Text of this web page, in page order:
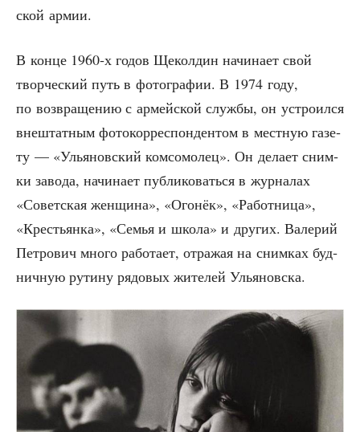
ской армии.
В кон­це 1960‑х годов Щекол­дин начи­на­ет свой
твор­че­ский путь в фото­гра­фии. В 1974 году,
по воз­вра­ще­нию с армей­ской служ­бы, он устро­ил­ся
вне­штат­ным фото­кор­ре­спон­ден­том в мест­ную газе­
ту — «Улья­нов­ский ком­со­мо­лец». Он дела­ет сним­
ки заво­да, начи­на­ет пуб­ли­ко­вать­ся в жур­на­лах
«Совет­ская жен­щи­на», «Ого­нёк», «Работ­ни­ца»,
«Кре­стьян­ка», «Семья и шко­ла» и дру­гих. Вале­рий
Пет­ро­вич мно­го рабо­та­ет, отра­жая на сним­ках буд­
нич­ную рути­ну рядо­вых жите­лей Ульяновска.